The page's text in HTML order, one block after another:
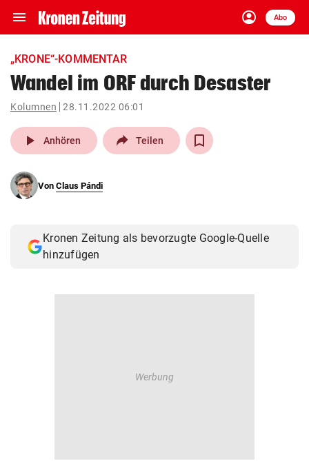
menu Navigation
ein-/ausklappen
account_circle
Anmelden
Abo
close Schließen
account_circle Anmelden
pin_drop
arrow_right
bookmark Merkliste
search
Suchbegriff
eingeben
„KRONE“-KOMMENTAR
Wandel im ORF durch Desaster
Kolumnen 28.11.2022 06:01
play_arrow Anhören Teilen
Von Claus Pándi
Kronen Zeitung als bevorzugte Google-Quelle
hinzufügen